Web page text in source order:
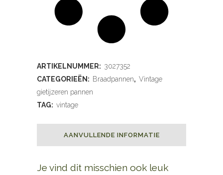
ARTIKELNUMMER: 3027352
CATEGORIEËN: Braadpannen, Vintage
gietijzeren pannen
TAG: vintage
AANVULLENDE INFORMATIE
Je vind dit misschien ook leuk